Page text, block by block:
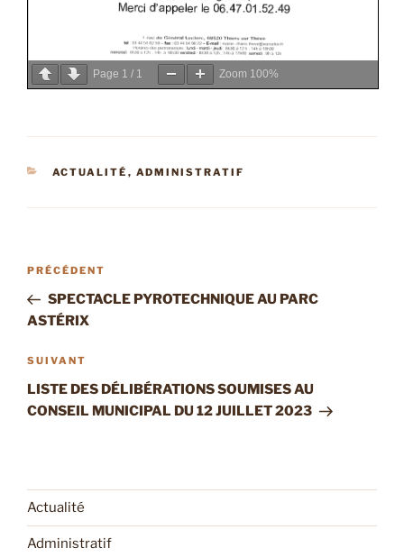
Page 1 / 1 Zoom 100%
CATÉGORIES
ACTUALITÉ , ADMINISTRATIF
Navigation
l’article
Article
précédent
PRÉCÉDENT
SPECTACLE PYROTECHNIQUE AU PARC
ASTÉRIX
Article
suivant
SUIVANT
LISTE DES DÉLIBÉRATIONS SOUMISES AU
CONSEIL MUNICIPAL DU 12 JUILLET 2023
Actualité
Administratif